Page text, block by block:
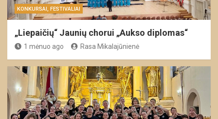
KONKURSAI, FESTIVALIAI
„Liepaičių“ Jaunių chorui „Aukso diplomas“
1 mėnuo ago Rasa Mikalajūnienė